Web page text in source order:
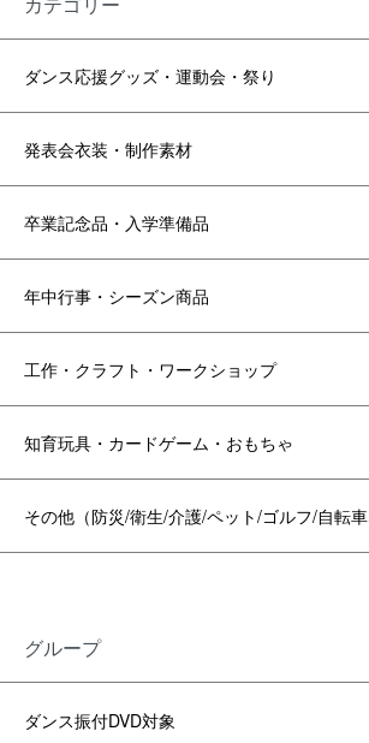
ダンス応援グッズ・運動会・祭り
発表会衣装・制作素材
卒業記念品・入学準備品
年中行事・シーズン商品
工作・クラフト・ワークショップ
知育玩具・カードゲーム・おもちゃ
その他（防災/衛生/介護/ペット/ゴルフ/自転車
グループ
ダンス振付DVD対象